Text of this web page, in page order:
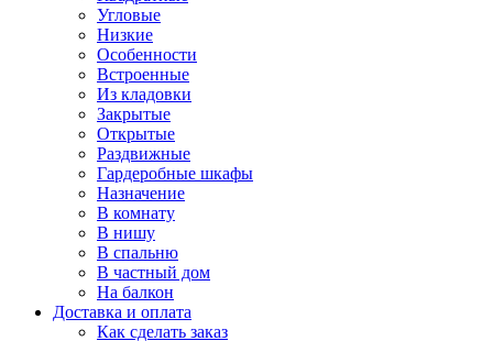
Угловые
Низкие
Особенности
Встроенные
Из кладовки
Закрытые
Открытые
Раздвижные
Гардеробные шкафы
Назначение
В комнату
В нишу
В спальню
В частный дом
На балкон
Доставка и оплата
Как сделать заказ